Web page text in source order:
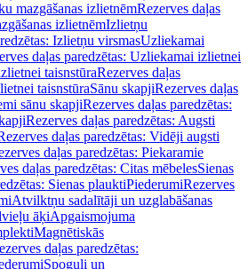
mazgāšanas izlietnēmRezerves daļas
izlietnēmIzlietņu
Izlietņu virsmasUzliekamai
daļas paredzētas: Uzliekamai izlietnei
taisnstūraRezerves daļas
taisnstūraSānu skapjiRezerves daļas
sānu skapjiRezerves daļas paredzētas:
Rezerves daļas paredzētas: Augsti
daļas paredzētas: Vidēji augsti
daļas paredzētas: Piekaramie
daļas paredzētas: Citas mēbelesSienas
Sienas plauktiPiederumiRezerves
Atvilktņu sadalītāji un uzglabāšanas
āķiApgaismojuma
Magnētiskās
daļas paredzētas:
Spoguļi un